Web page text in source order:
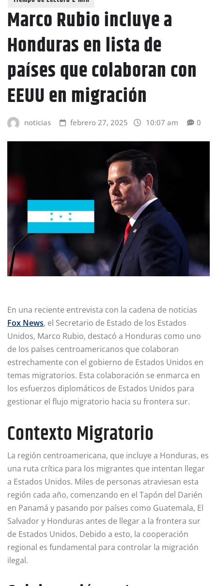
Marco Rubio incluye a
Honduras en lista de
países que colaboran con
EEUU en migración
noticias febrero 27, 2025 10:07 am 0
En una reciente entrevista con la cadena de noticias
Fox News, el Secretario de Estado de los Estados
Unidos, Marco Rubio, destacó a Honduras como uno
de los países centroamericanos que colaboran
estrechamente con el gobierno de Estados Unidos en
temas migratorios. Esta colaboración se enmarca en
los esfuerzos diplomáticos de Estados Unidos para
gestionar el flujo migratorio hacia su frontera sur.
Contexto Migratorio
La región centroamericana, que incluye a Honduras, es
una ruta crítica para los migrantes que intentan llegar
a Estados Unidos. Miles de personas atraviesan esta
región cada año, comenzando en el Tapón del Darién
en Panamá y pasando por países como Guatemala, El
Salvador y Honduras antes de llegar a la frontera sur
de Estados Unidos. Debido a esto, la cooperación
regional es fundamental para controlar la migración
ilegal.